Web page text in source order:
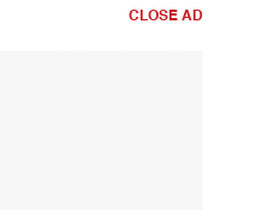
CLOSE AD